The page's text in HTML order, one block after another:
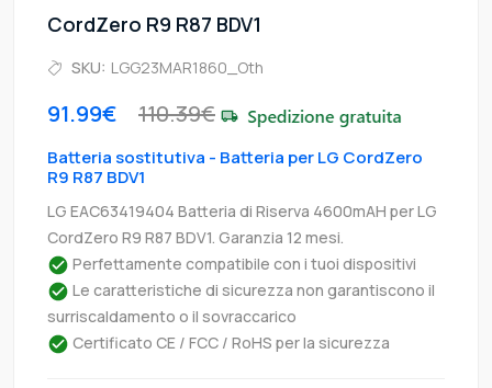
CordZero R9 R87 BDV1
SKU: LGG23MAR1860_Oth
91.99€ 110.39€
Batteria sostitutiva - Batteria per LG CordZero
R9 R87 BDV1
LG EAC63419404 Batteria di Riserva 4600mAH per LG
CordZero R9 R87 BDV1. Garanzia 12 mesi.
Perfettamente compatibile con i tuoi dispositivi
Le caratteristiche di sicurezza non garantiscono il
surriscaldamento o il sovraccarico
Certificato CE / FCC / RoHS per la sicurezza